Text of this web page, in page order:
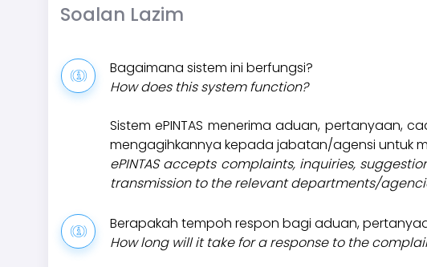
Soalan Lazim
Bagaimana sistem ini berfungsi?
How does this system function?
Sistem ePINTAS menerima aduan, pertanyaan,
mengagihkannya kepada jabatan/agensi untuk
ePINTAS accepts complaints, inquiries,
transmission to the relevant departments/
Berapakah tempoh respon bagi aduan,
How long will it take for a response to the